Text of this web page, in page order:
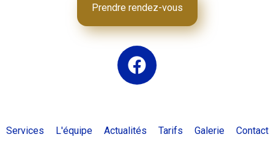
Prendre rendez-vous
Services L'équipe Actualités Tarifs Galerie Contact